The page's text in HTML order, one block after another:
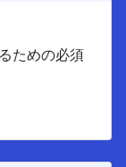
ための必須